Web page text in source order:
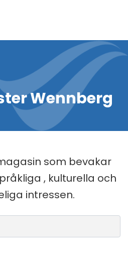
Wennberg
som bevakar
, kulturella och
intressen.